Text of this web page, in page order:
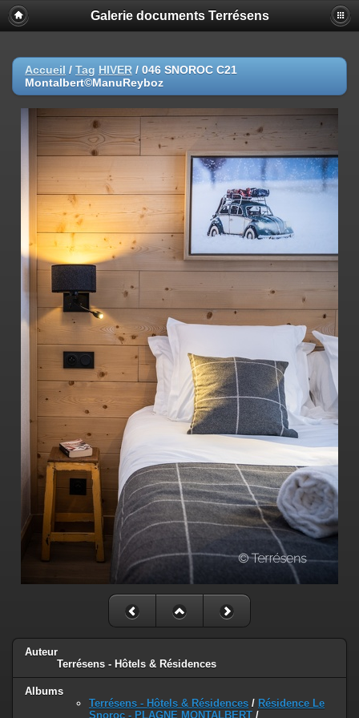
Galerie documents Terrésens
Accueil / Tag HIVER / 046 SNOROC C21
Montalbert©ManuReyboz
Auteur
Terrésens - Hôtels & Résidences
Albums
Terrésens - Hôtels & Résidences / Résidence Le
Snoroc - PLAGNE MONTALBERT /